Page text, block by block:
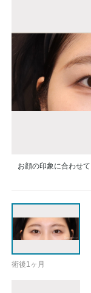
お顔の印象に合わせ
術後1ヶ月